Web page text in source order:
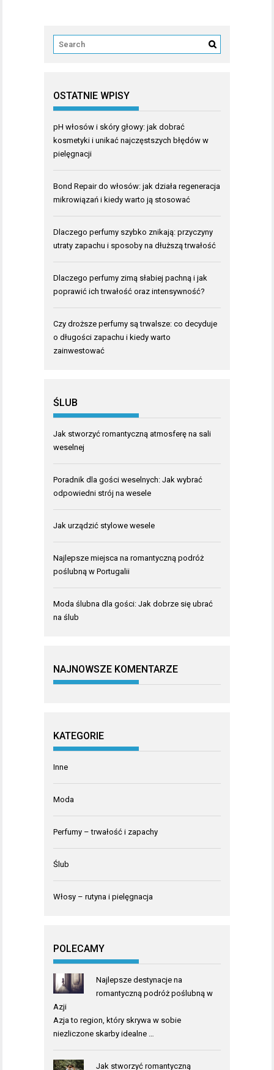
OSTATNIE WPISY
pH włosów i skóry głowy: jak dobrać
kosmetyki i unikać najczęstszych błędów w
pielęgnacji
Bond Repair do włosów: jak działa regeneracja
mikrowiązań i kiedy warto ją stosować
Dlaczego perfumy szybko znikają: przyczyny
utraty zapachu i sposoby na dłuższą trwałość
Dlaczego perfumy zimą słabiej pachną i jak
poprawić ich trwałość oraz intensywność?
Czy droższe perfumy są trwalsze: co decyduje
o długości zapachu i kiedy warto
zainwestować
ŚLUB
Jak stworzyć romantyczną atmosferę na sali
weselnej
Poradnik dla gości weselnych: Jak wybrać
odpowiedni strój na wesele
Jak urządzić stylowe wesele
Najlepsze miejsca na romantyczną podróż
poślubną w Portugalii
Moda ślubna dla gości: Jak dobrze się ubrać
na ślub
NAJNOWSZE KOMENTARZE
KATEGORIE
Inne
Moda
Perfumy – trwałość i zapachy
Ślub
Włosy – rutyna i pielęgnacja
POLECAMY
Najlepsze destynacje na
romantyczną podróż poślubną w
Azji
Azja to region, który skrywa w sobie
niezliczone skarby idealne …
Jak stworzyć romantyczną